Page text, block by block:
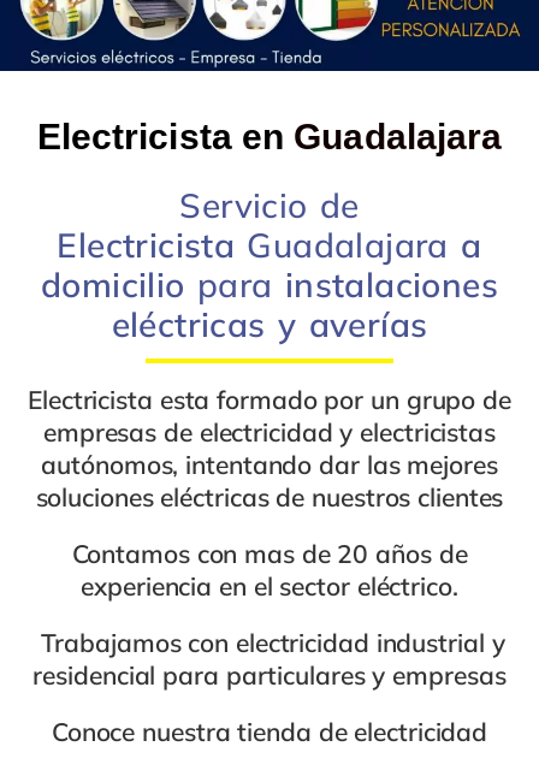
Electricista en Guadalajara
Servicio de
Electricista Guadalajara a
domicilio para instalaciones
eléctricas y averías
Electricista esta formado por un grupo de
empresas de electricidad y electricistas
autónomos, intentando dar las mejores
soluciones eléctricasde nuestros clientes
Contamos con mas de 20 años de
experiencia en el sector eléctrico.
Trabajamos con electricidad industrial y
residencial para particulares y empresas
Conoce nuestratienda de electricidad